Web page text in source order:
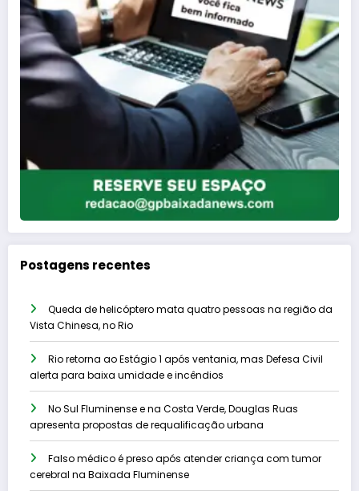
Postagens recentes
Queda de helicóptero mata quatro pessoas na região da
Vista Chinesa, no Rio
Rio retorna ao Estágio 1 após ventania, mas Defesa Civil
alerta para baixa umidade e incêndios
No Sul Fluminense e na Costa Verde, Douglas Ruas
apresenta propostas de requalificação urbana
Falso médico é preso após atender criança com tumor
cerebral na Baixada Fluminense